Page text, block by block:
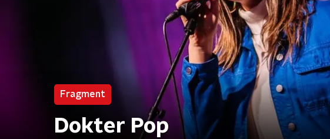
Fragment
Dokter Pop